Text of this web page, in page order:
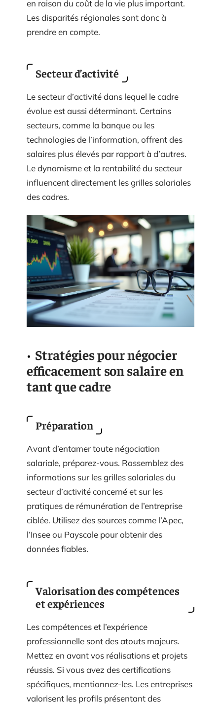
en raison du coût de la vie plus important.
Les disparités régionales sont donc à
prendre en compte.
Secteur d’activité
Le secteur d’activité dans lequel le cadre
évolue est aussi déterminant. Certains
secteurs, comme la banque ou les
technologies de l’information, offrent des
salaires plus élevés par rapport à d’autres.
Le dynamisme et la rentabilité du secteur
influencent directement les grilles salariales
des cadres.
Stratégies pour négocier
efficacement son salaire en
tant que cadre
Préparation
Avant d’entamer toute négociation
salariale, préparez-vous. Rassemblez des
informations sur les grilles salariales du
secteur d’activité concerné et sur les
pratiques de rémunération de l’entreprise
ciblée. Utilisez des sources comme l’Apec,
l’Insee ou Payscale pour obtenir des
données fiables.
Valorisation des compétences
et expériences
Les compétences et l’expérience
professionnelle sont des atouts majeurs.
Mettez en avant vos réalisations et projets
réussis. Si vous avez des certifications
spécifiques, mentionnez-les. Les entreprises
valorisent les profils présentant des